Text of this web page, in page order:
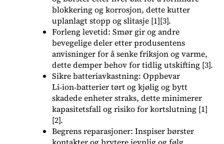
blokkering og korrosjon, dette kutter
uplanlagt stopp og slitasje [1][3].
Forleng levetid: Smør gir og andre
bevegelige deler etter produsentens
anvisninger for å senke friksjon og varme,
dette demper behov for tidlig utskifting [3].
Sikre batteriavkastning: Oppbevar
Li‑ion‑batterier tørt og kjølig og bytt
skadede enheter straks, dette minimerer
kapasitetsfall og risiko for kortslutning [1]
[2].
Begrens reparasjoner: Inspiser børster